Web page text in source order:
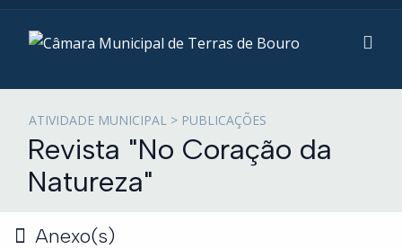
ATIVIDADE MUNICIPAL > PUBLICAÇÕES
Revista "No Coração da
Natureza"
Anexo(s)